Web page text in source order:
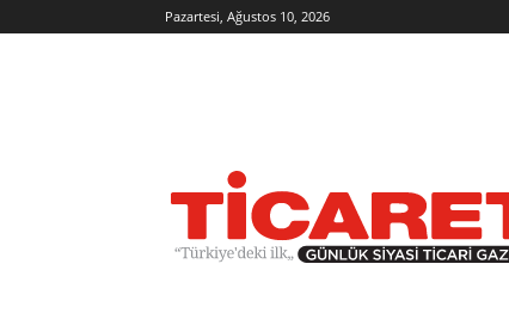
Pazartesi, Ağustos 10, 2026